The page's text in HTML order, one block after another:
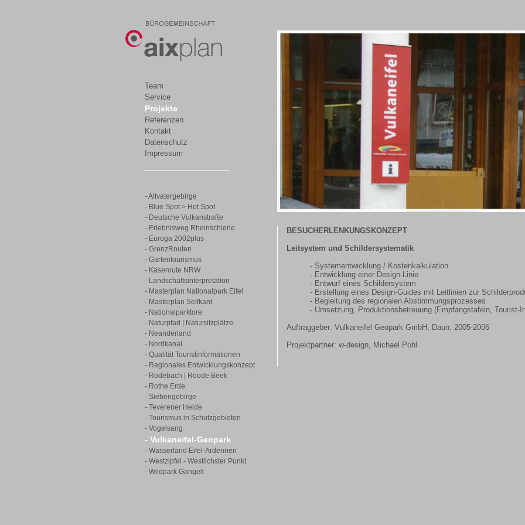
Team
Service
Projekte
Referenzen
Kontakt
Datenschutz
Impressum
- Altvatergebirge
- Blue Spot > Hot Spot
- Deutsche Vulkanstraße
- Erlebnisweg Rheinschiene
- Euroga 2002plus
- GrenzRouten
- Gartentourismus
- Käseroute NRW
- Landschaftsinterpretation
- Masterplan Nationalpark Eifel
- Masterplan Selfkant
- Nationalparktore
- Naturpfad | Natursitzplätze
- Neanderland
- Nordkanal
- Qualität Touristinformationen
- Regionales Entwicklungskonzept
- Rodebach | Roode Beek
- Rothe Erde
- Siebengebirge
- Teverener Heide
- Tourismus in Schutzgebieten
- Vogelsang
- Vulkaneifel-Geopark
- Wasserland Eifel-Ardennen
- Westzipfel - Westlichster Punkt
- Wildpark Gangelt
BESUCHERLENKUNGSKONZEPT
Leitsystem und Schildersystematik
- Systementwicklung / Kostenkalkulation
- Entwicklung einer Design-Linie
- Entwurf eines Schildersystem
- Erstellung eines Design-Guides mit Leitlinien zur
- Begleitung des regionalen Abstimmungsprozesses
- Umsetzung, Produktionsbetreuung (Empfangstafeln, Tourist-
Auftraggeber: Vulkaneifel Geopark GmbH, Daun, 2005-2006
Projektpartner: w-design, Michael Pohl